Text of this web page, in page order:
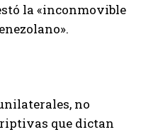
la «inconmovible
no
que dictan